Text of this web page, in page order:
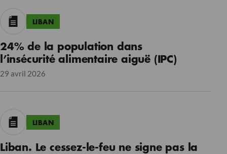
LIBAN
24% de la population dans
l’insécurité alimentaire aiguë (IPC)
29 avril 2026
LIBAN
Liban. Le cessez-le-feu ne signe pas la